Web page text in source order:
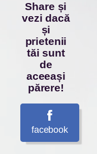
Share și
vezi dacă
și
prietenii
tăi sunt
de
aceeași
părere!
facebook